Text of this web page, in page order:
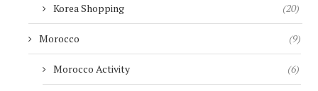
Korea Shopping (20)
Morocco (9)
Morocco Activity (6)